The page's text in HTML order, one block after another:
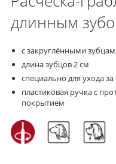
длинным
с закруглёнными
длина зубцов 2 см
специально для ухода
пластиковая ручка с
покрытием